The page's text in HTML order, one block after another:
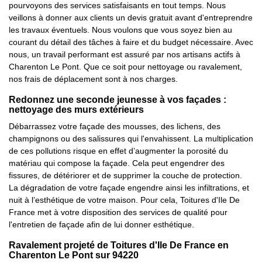
pourvoyons des services satisfaisants en tout temps. Nous
veillons à donner aux clients un devis gratuit avant d'entreprendre
les travaux éventuels. Nous voulons que vous soyez bien au
courant du détail des tâches à faire et du budget nécessaire. Avec
nous, un travail performant est assuré par nos artisans actifs à
Charenton Le Pont. Que ce soit pour nettoyage ou ravalement,
nos frais de déplacement sont à nos charges.
Redonnez une seconde jeunesse à vos façades :
nettoyage des murs extérieurs
Débarrassez votre façade des mousses, des lichens, des
champignons ou des salissures qui l'envahissent. La multiplication
de ces pollutions risque en effet d’augmenter la porosité du
matériau qui compose la façade. Cela peut engendrer des
fissures, de détériorer et de supprimer la couche de protection.
La dégradation de votre façade engendre ainsi les infiltrations, et
nuit à l’esthétique de votre maison. Pour cela, Toitures d'Ile De
France met à votre disposition des services de qualité pour
l'entretien de façade afin de lui donner esthétique.
Ravalement projeté de Toitures d'Ile De France en
Charenton Le Pont sur 94220